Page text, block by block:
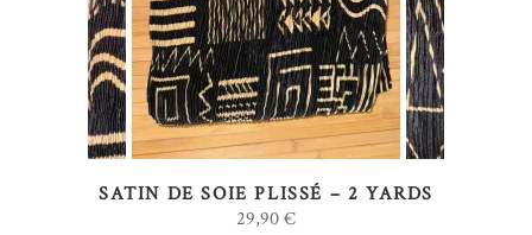
SATIN DE SOIE PLISSÉ – 2 YARDS
29,90€